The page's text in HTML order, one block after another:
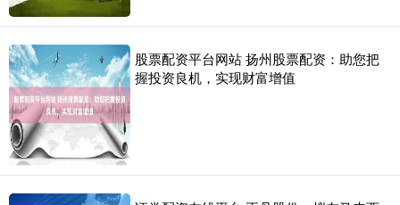
股票配资平台网站 扬州股票配资：助您把
握投资良机，实现财富增值